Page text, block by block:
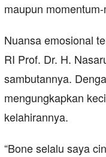
maupun
Nuansa emosional
RI Prof. Dr. H.
sambutannya.
mengungkapkan
kelahirannya.
“Bone selalu saya